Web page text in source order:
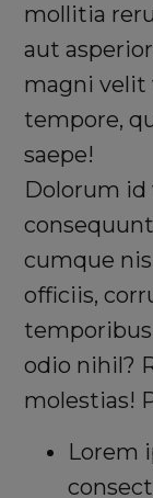
mollitia
aut
magni velit
tempore,
saepe!
Dolorum
cumque
officiis,
odio nihil?
molestias!
Lorem